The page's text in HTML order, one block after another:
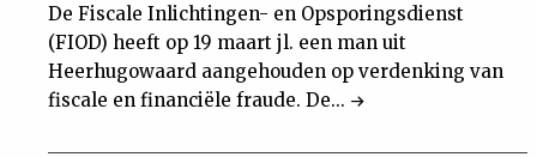
De Fiscale Inlichtingen- en Opsporingsdienst
(FIOD) heeft op 19 maart jl. een man uit
Heerhugowaard aangehouden op verdenking van
fiscale en financiële fraude. De...